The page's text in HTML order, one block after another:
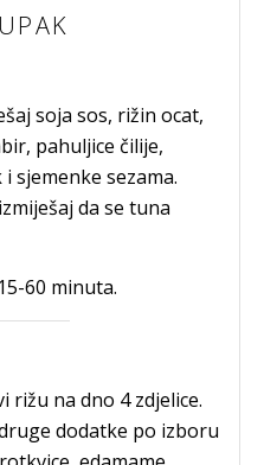
soja sos, rižin ocat,
pahuljice čilije,
sjemenke sezama.
da se tuna
60 minuta.
rižu na dno 4 zdjelice.
dodatke po izboru